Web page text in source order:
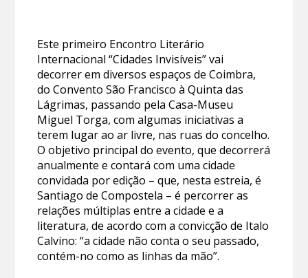
Este primeiro Encontro Literário
Internacional “Cidades Invisíveis” vai
decorrer em diversos espaços de Coimbra,
do Convento São Francisco à Quinta das
Lágrimas, passando pela Casa-Museu
Miguel Torga, com algumas iniciativas a
terem lugar ao ar livre, nas ruas do concelho.
O objetivo principal do evento, que decorrerá
anualmente e contará com uma cidade
convidada por edição – que, nesta estreia, é
Santiago de Compostela – é percorrer as
relações múltiplas entre a cidade e a
literatura, de acordo com a convicção de Italo
Calvino: “a cidade não conta o seu passado,
contém-no como as linhas da mão”.